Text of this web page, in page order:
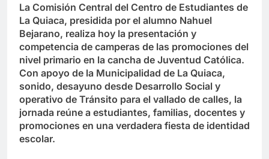
La Comisión Central del Centro de Estudiantes de
La Quiaca, presidida por el alumno Nahuel
Bejarano, realiza hoy la presentación y
competencia de camperas de las promociones del
nivel primario en la cancha de Juventud Católica.
Con apoyo de la Municipalidad de La Quiaca,
sonido, desayuno desde Desarrollo Social y
operativo de Tránsito para el vallado de calles, la
jornada reúne a estudiantes, familias, docentes y
promociones en una verdadera fiesta de identidad
escolar.